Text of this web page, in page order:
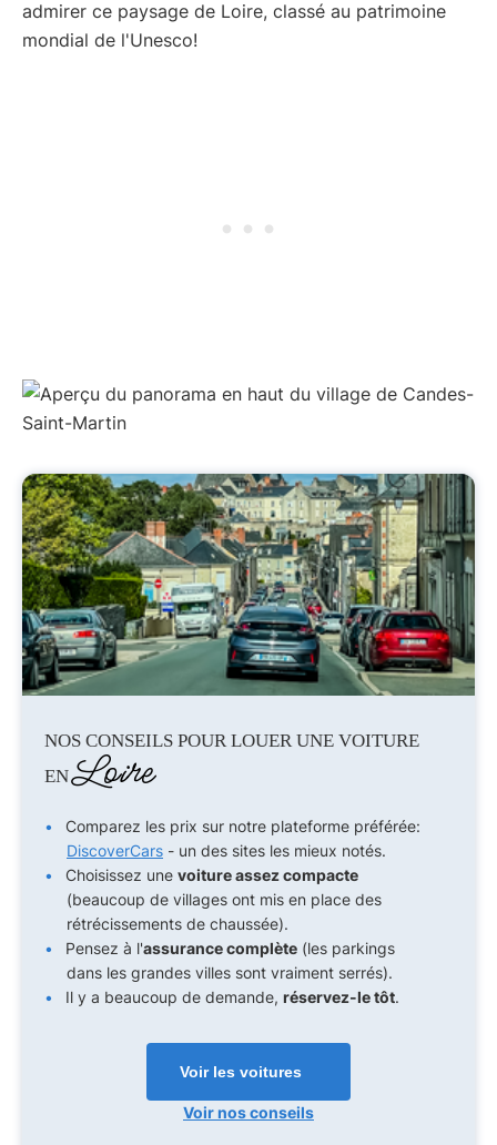
admirer ce paysage de Loire, classé au patrimoine
mondial de l'Unesco!
NOS CONSEILS POUR LOUER UNE VOITURE
ENLoire
Comparez les prix sur notre plateforme préférée:
DiscoverCars - un des sites les mieux notés.
Choisissez une voiture assez compacte
(beaucoup de villages ont mis en place des
rétrécissements de chaussée).
Pensez à l'assurance complète (les parkings
dans les grandes villes sont vraiment serrés).
Il y a beaucoup de demande, réservez-le tôt.
Voir les voitures
Voir nos conseils